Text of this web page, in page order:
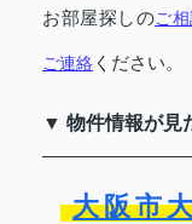
お部屋探しのご相
ご連絡 ください。
▼ 物件情報が見
大阪市